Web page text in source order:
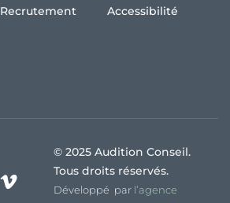
Recrutement
Accessibilité
© 2025 Audition Conseil.
Tous droits réservés.
Développé par l’agence